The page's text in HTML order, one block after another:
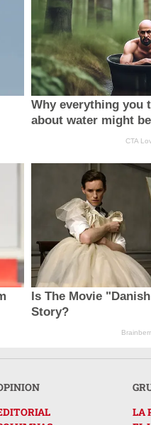
Why everything you
about water might
CTA
Is The Movie
Story?
LA